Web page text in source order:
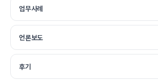
업무사례
언론보도
후기